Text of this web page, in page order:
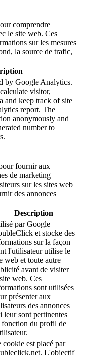
comprendre
le site web. Ces
sur les mesures
la source de trafic,
by Google Analytics.
visitor,
and keep track of site
report. The
anonymously and
number to
fournir aux
de marketing
sur les sites web
des annonces
Description
par Google
et stocke des
sur la façon
l'utilisateur utilise le
web et toute autre
avant de visiter
web. Ces
sont utilisées
présenter aux
des annonces
leur sont pertinentes
fonction du profil de
cookie est placé par
L'objectif